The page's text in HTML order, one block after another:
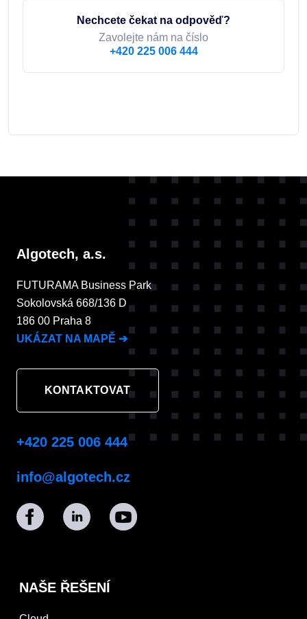
Nechcete čekat na odpověď?
Zavolejte nám na číslo
+420 225 006 444
Algotech, a.s.
FUTURAMA Business Park
Sokolovská 668/136 D
186 00 Praha 8
UKÁZAT NA MAPĚ ➔
KONTAKTOVAT
+420 225 006 444
info@algotech.cz
NAŠE ŘEŠENÍ